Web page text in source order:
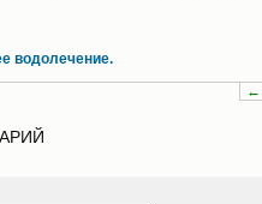
водолечение.
←